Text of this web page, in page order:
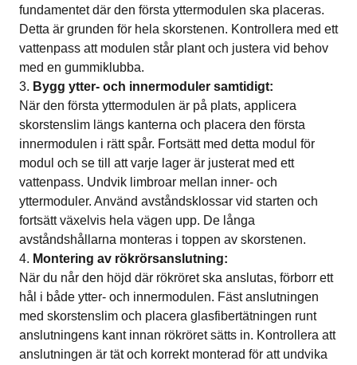
fundamentet där den första yttermodulen ska placeras.
Detta är grunden för hela skorstenen. Kontrollera med ett
vattenpass att modulen står plant och justera vid behov
med en gummiklubba.
Bygg ytter- och innermoduler samtidigt:
När den första yttermodulen är på plats, applicera
skorstenslim längs kanterna och placera den första
innermodulen i rätt spår. Fortsätt med detta modul för
modul och se till att varje lager är justerat med ett
vattenpass. Undvik limbroar mellan inner- och
yttermoduler. Använd avståndsklossar vid starten och
fortsätt växelvis hela vägen upp. De långa
avståndshållarna monteras i toppen av skorstenen.
Montering av rökrörsanslutning:
När du når den höjd där rökröret ska anslutas, förborr ett
hål i både ytter- och innermodulen. Fäst anslutningen
med skorstenslim och placera glasfibertätningen runt
anslutningens kant innan rökröret sätts in. Kontrollera att
anslutningen är tät och korrekt monterad för att undvika